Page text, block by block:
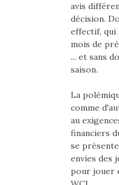
avis
décision.
effectif, qui
mois de
... et sans
saison.
La
comme
au
financiers
se
envies des
pour jouer